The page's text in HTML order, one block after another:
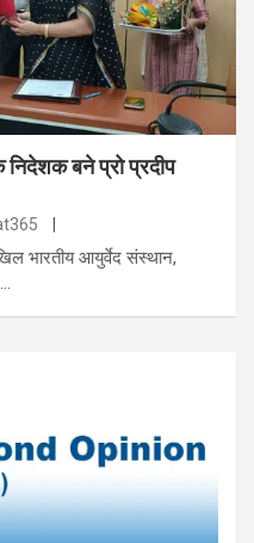
बने प्रो प्रदीप
भारतीय आयुर्वेद संस्थान,